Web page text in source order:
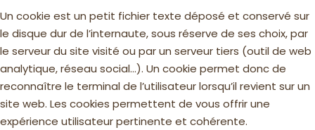
Un cookie est un petit fichier texte déposé et conservé sur
le disque dur de l’internaute, sous réserve de ses choix, par
le serveur du site visité ou par un serveur tiers (outil de web
analytique, réseau social…). Un cookie permet donc de
reconnaître le terminal de l’utilisateur lorsqu’il revient sur un
site web. Les cookies permettent de vous offrir une
expérience utilisateur pertinente et cohérente.